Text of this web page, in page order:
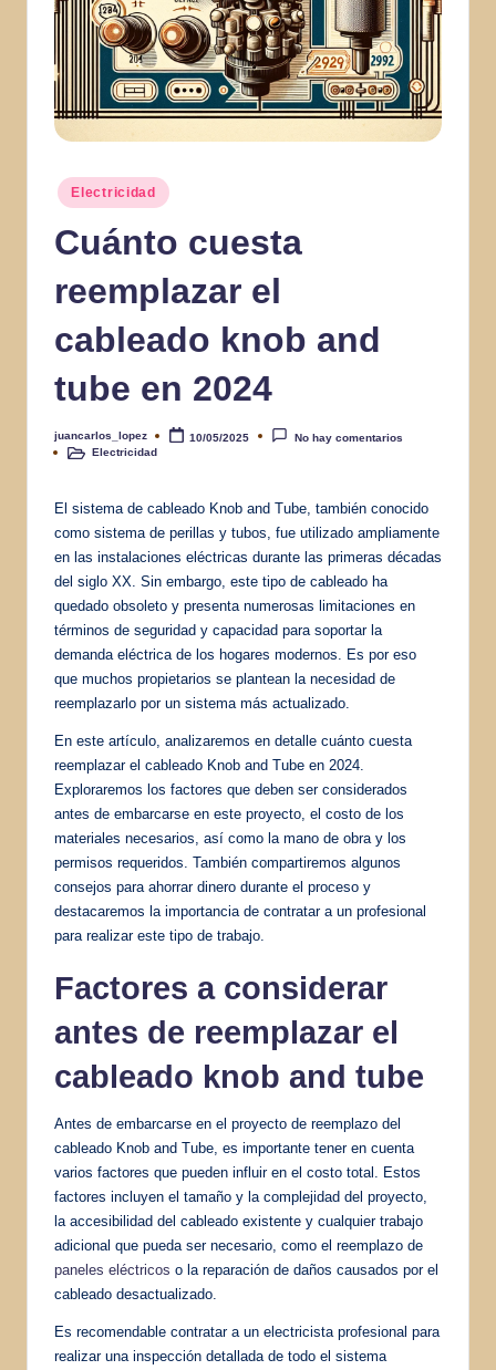
Publicado
en
Electricidad
Cuánto cuesta
reemplazar el
cableado knob and
tube en 2024
Publicado
por
juancarlos_lopez 10/05/2025
No hay comentarios
PublicadoElectricidad
El sistema de cableado Knob and Tube, también conocido
como sistema de perillas y tubos, fue utilizado ampliamente
en las instalaciones eléctricas durante las primeras décadas
del siglo XX. Sin embargo, este tipo de cableado ha
quedado obsoleto y presenta numerosas limitaciones en
términos de seguridad y capacidad para soportar la
demanda eléctrica de los hogares modernos. Es por eso
que muchos propietarios se plantean la necesidad de
reemplazarlo por un sistema más actualizado.
En este artículo, analizaremos en detalle cuánto cuesta
reemplazar el cableado Knob and Tube en 2024.
Exploraremos los factores que deben ser considerados
antes de embarcarse en este proyecto, el costo de los
materiales necesarios, así como la mano de obra y los
permisos requeridos. También compartiremos algunos
consejos para ahorrar dinero durante el proceso y
destacaremos la importancia de contratar a un profesional
para realizar este tipo de trabajo.
Factores a considerar
antes de reemplazar el
cableado knob and tube
Antes de embarcarse en el proyecto de reemplazo del
cableado Knob and Tube, es importante tener en cuenta
varios factores que pueden influir en el costo total. Estos
factores incluyen el tamaño y la complejidad del proyecto,
la accesibilidad del cableado existente y cualquier trabajo
adicional que pueda ser necesario, como el reemplazo de
paneles eléctricos o la reparación de daños causados por el
cableado desactualizado.
Es recomendable contratar a un electricista profesional para
realizar una inspección detallada de todo el sistema